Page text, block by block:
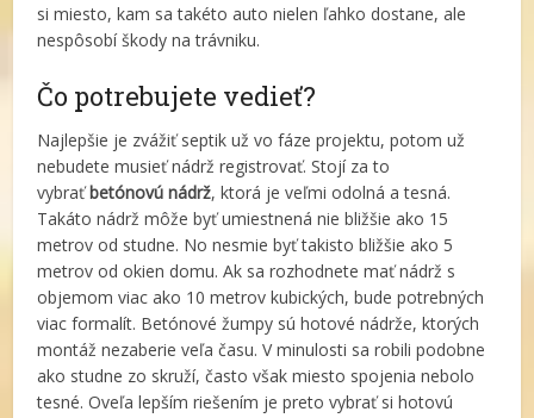
si miesto, kam sa takéto auto nielen ľahko dostane, ale
nespôsobí škody na trávniku.
Čo potrebujete vedieť?
Najlepšie je zvážiť septik už vo fáze projektu, potom už
nebudete musieť nádrž registrovať. Stojí za to
vybraťbetónovú nádrž, ktorá je veľmi odolná a tesná.
Takáto nádrž môže byť umiestnená nie bližšie ako 15
metrov od studne. No nesmie byť takisto bližšie ako 5
metrov od okien domu. Ak sa rozhodnete mať nádrž s
objemom viac ako 10 metrov kubických, bude potrebných
viac formalít. Betónové žumpy sú hotové nádrže, ktorých
montáž nezaberie veľa času. V minulosti sa robili podobne
ako studne zo skruží, často však miesto spojenia nebolo
tesné. Oveľa lepším riešením je preto vybrať si hotovú